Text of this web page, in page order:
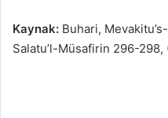
Kaynak: Buhari,
Salatu’l-Müsafirin 296-